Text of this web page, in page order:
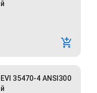
35470-4 ANSI300